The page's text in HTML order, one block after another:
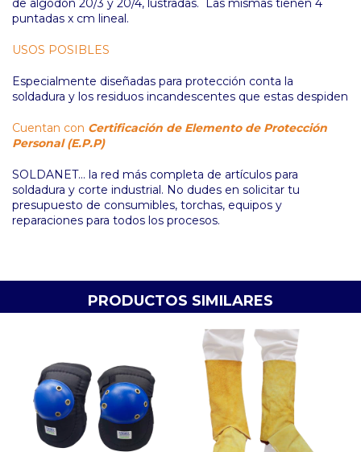
puntadas x cm lineal.
USOS POSIBLES
Especialmente diseñadas para protección conta la
soldadura y los residuos incandescentes que estas despiden
Cuentan con Certificación de Elemento de Protección
Personal (E.P.P)
SOLDANET... la red más completa de artículos para
soldadura y corte industrial. No dudes en solicitar tu
presupuesto de consumibles, torchas, equipos y
reparaciones para todos los procesos.
PRODUCTOS SIMILARES